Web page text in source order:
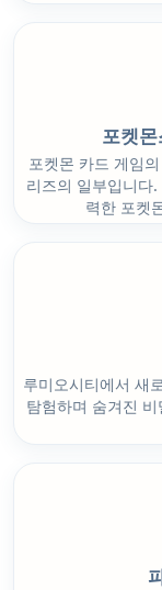
포켓
포켓몬 카드 게임
리즈의 일부입니다
력한 포켓
루미오시티에서 새
탐험하며 숨겨진